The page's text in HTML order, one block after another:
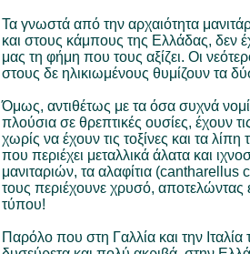
Τα γνωστά από την αρχαιότητα
και στους κάμπους της Ελλάδας, δεν
μας τη φήμη που τους αξίζει. Οι
στους δε ηλικιωμένους θυμίζουν τα
Όμως, αντιθέτως με τα όσα συχνά
πλούσια σε θρεπτικές ουσίες, έχουν
χωρίς να έχουν τις τοξίνες και τα
που περιέχει μεταλλικά άλατα και
μανιταριών, τα αλαφίτια (cantharellus
τους περιέχουνε χρυσό, αποτελώντας
τύπου!
Παρόλο που στη Γαλλία και την Ιταλία